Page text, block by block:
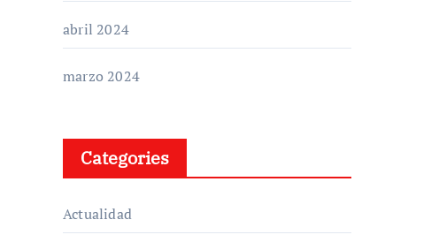
abril 2024
marzo 2024
Categories
Actualidad